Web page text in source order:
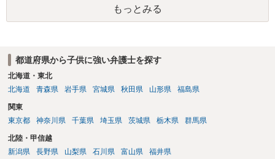
あります。 ただ、それも行為の経緯、行為態様、相互の受傷状況等に
左右されるでしょう。 より詳細についてお聞きになりたい場合、最寄
もっとみる
都道府県から子供に強い弁護士を探す
北海道・東北
北海道
青森県 岩手県 宮城県 秋田県 山形県 福島県
関東
東京都
神奈川県 千葉県 埼玉県 茨城県 栃木県 群馬県
北陸・甲信越
新潟県
長野県 山梨県 石川県 富山県 福井県